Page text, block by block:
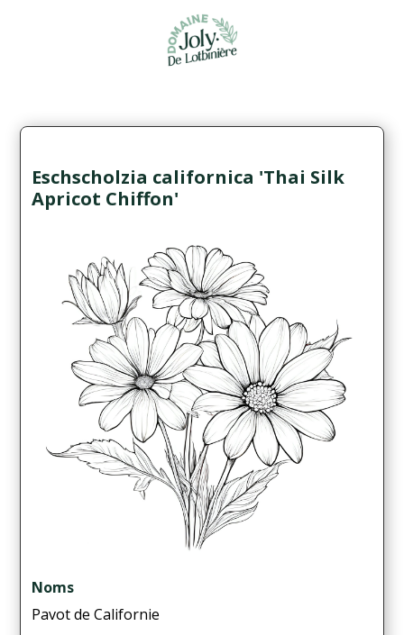
Eschscholzia californica 'Thai Silk
Apricot Chiffon'
Noms
Pavot de Californie